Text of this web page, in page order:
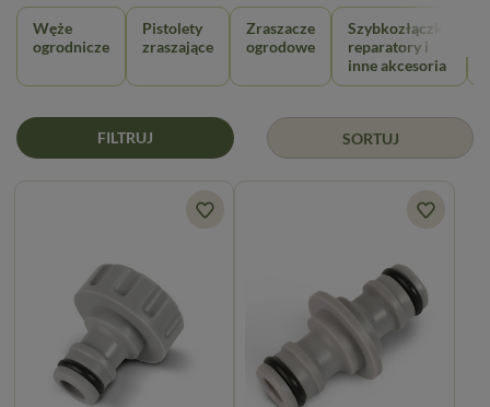
Węże
ogrodnicze
Pistolety
zraszające
Zraszacze
ogrodowe
Szybkozłączki,
reparatory i
inne akcesoria
SORTUJ
FILTRUJ